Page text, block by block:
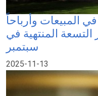
المبيعات وأرباحاً
المنتهية في
سبتمبر
2025-11-13